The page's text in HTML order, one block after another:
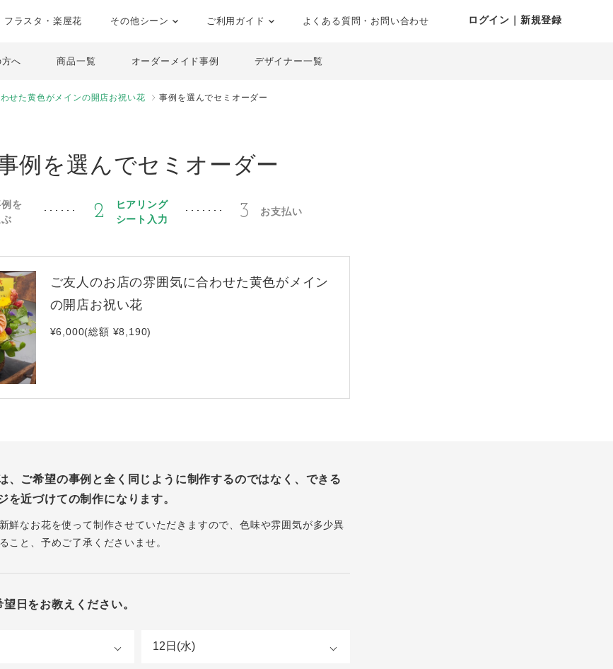
フラスタ・楽屋花 その他シーン ご利用ガイド よくある質問・お問い合わせ ログイン｜新規登録
へ 商品一覧 オーダーメイド事例 デザイナー一覧
せた黄色がメインの開店お祝い花 事例を選んでセミオーダー
例を選んでセミオーダー
を
2
ヒアリング
シート入力
3 お支払い
ご友人のお店の雰囲気に合わせた黄色がメイン
の開店お祝い花
¥6,000(総額 ¥8,190)
、ご希望の事例と全く同じように制作するのではなく、できる
を近づけての制作になります。
鮮なお花を使って制作させていただきますので、色味や雰囲気が多少異
こと、予めご了承くださいませ。
望日をお教えください。